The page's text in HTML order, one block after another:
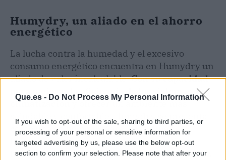
Que.es - Do Not Process My Personal Information
If you wish to opt-out of the sale, sharing to third parties, or
processing of your personal or sensitive information for
targeted advertising by us, please use the below opt-out
section to confirm your selection. Please note that after your
Humydry, un aliado en el ahorro
energético
La lucha contra la humedad y el excesivo
consumo energético encuentra en Humydry un
aliado de valor incalculable.Con su capacidad
para mejorar la eficiencia de los sistemas de
climatizacióny ofrecer un ambiente más
saludable y confortable, Humydry se presenta
como una solución integral para quienes
buscan optimizar su consumo energéticoy
hacer frente a las subidas en las tarifas de luz